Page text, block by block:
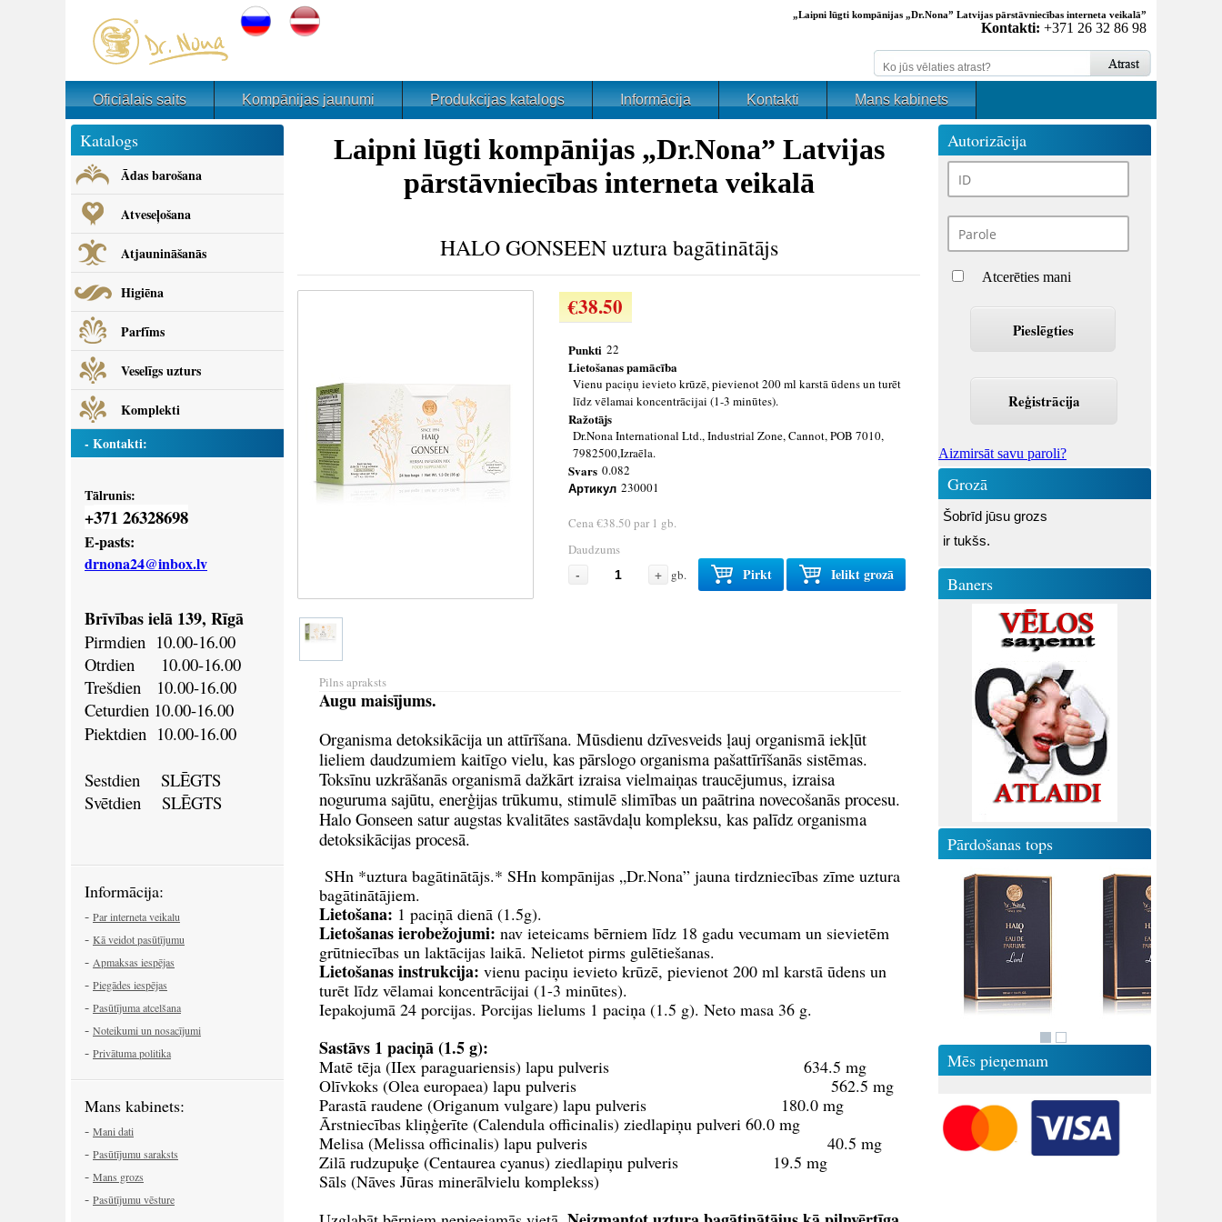
„Laipni lūgti kompānijas „Dr.Nona” Latvijas pārstāvniecības interneta veikalā”
Kontakti: +371 26 32 86 98
Oficiālais saits Kompānijas jaunumi Produkcijas katalogs Informācija Kontakti Mans kabinets
Laipni lūgti kompānijas „Dr.Nona” Latvijas
pārstāvniecības interneta veikalā
HALO GONSEEN uztura bagātinātājs
€38.50
Punkti 22
Lietošanas pamācība
Vienu paciņu ievieto krūzē, pievienot 200 ml karstā ūdens un turēt
līdz vēlamai koncentrācijai (1-3 minūtes).
Ražotājs
Dr.Nona International Ltd., Industrial Zone, Cannot, POB 7010,
7982500,Izraēla.
Svars 0.082
Артикул 230001
Cena €38.50 par 1 gb.
Daudzums
- + gb. Pirkt Ielikt grozā
Pilns apraksts
Augu maisījums.
Organisma detoksikācija un attīrīšana. Mūsdienu dzīvesveids ļauj organismā iekļūt
lieliem daudzumiem kaitīgo vielu, kas pārslogo organisma pašattīrīšanās sistēmas.
Toksīnu uzkrāšanās organismā dažkārt izraisa vielmaiņas traucējumus, izraisa
noguruma sajūtu, enerģijas trūkumu, stimulē slimības un paātrina novecošanās procesu.
Halo Gonseen satur augstas kvalitātes sastāvdaļu kompleksu, kas palīdz organisma
detoksikācijas procesā.
SHn *uztura bagātinātājs.* SHn kompānijas „Dr.Nona” jauna tirdzniecības zīme uztura
bagātinātājiem.
Lietošana: 1 paciņā dienā (1.5g).
Lietošanas ierobežojumi: nav ieteicams bērniem līdz 18 gadu vecumam un sievietēm
grūtniecības un laktācijas laikā. Nelietot pirms gulētiešanas.
Lietošanas instrukcija: vienu paciņu ievieto krūzē, pievienot 200 ml karstā ūdens un
turēt līdz vēlamai koncentrācijai (1-3 minūtes).
Iepakojumā 24 porcijas. Porcijas lielums 1 paciņa (1.5 g). Neto masa 36 g.
Sastāvs 1 paciņā (1.5 g):
Matē tēja (IIex paraguariensis) lapu pulveris 634.5 mg
Olīvkoks (Olea europaea) lapu pulveris 562.5 mg
Parastā raudene (Origanum vulgare) lapu pulveris 180.0 mg
Ārstniecības kliņģerīte (Calendula officinalis) ziedlapiņu pulveri 60.0 mg
Melisa (Melissa officinalis) lapu pulveris 40.5 mg
Zilā rudzupuķe (Centaurea cyanus) ziedlapiņu pulveris 19.5 mg
Sāls (Nāves Jūras minerālvielu komplekss)
Katalogs
Ādas barošana
Atveseļošana
Atjaunināšanās
Higiēna
Parfīms
Veselīgs uzturs
Komplekti
- Kontakti:
Tālrunis:
+371 26328698
E-pasts:
drnona24@inbox.lv
Brīvības ielā 139, Rīgā
Pirmdien 10.00-16.00
Otrdien 10.00-16.00
Trešdien 10.00-16.00
Ceturdien 10.00-16.00
Piektdien 10.00-16.00
Sestdien SLĒGTS
Svētdien SLĒGTS
Informācija:
- Par interneta veikalu
- Kā veidot pasūtījumu
- Apmaksas iespējas
- Piegādes iespējas
- Pasūtījuma atcelšana
- Noteikumi un nosacījumi
- Privātuma politika
Mans kabinets:
- Mani dati
- Pasūtījumu saraksts
- Mans grozs
- Pasūtījumu vēsture
Autorizācija
Atcerēties mani
Reģistrācija
Aizmirsāt savu paroli?
Grozā
Šobrīd jūsu grozs
ir tukšs.
Baners
Pārdošanas tops
Mēs pieņemam